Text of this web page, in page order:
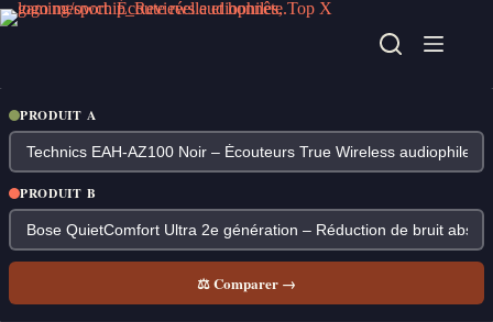
Passer
au
PRODUIT A
PRODUIT B
⚖ Comparer →